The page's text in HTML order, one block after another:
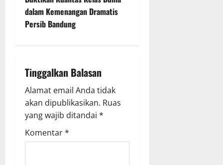
a
g
a
t
i
dalam Kemenangan Dramatis
Persib Bandung
Tinggalkan Balasan
Alamat email Anda tidak
akan dipublikasikan. Ruas
yang wajib ditandai *
Komentar*